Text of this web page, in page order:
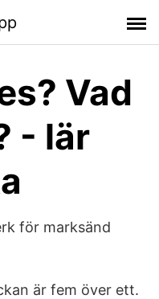
Vad
- lär
för marksänd
är fem över ett.